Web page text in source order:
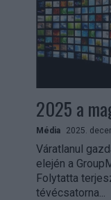
2025 a
Média 2025.
Váratlanul
elején a
Folytatta
tévécsatorna...